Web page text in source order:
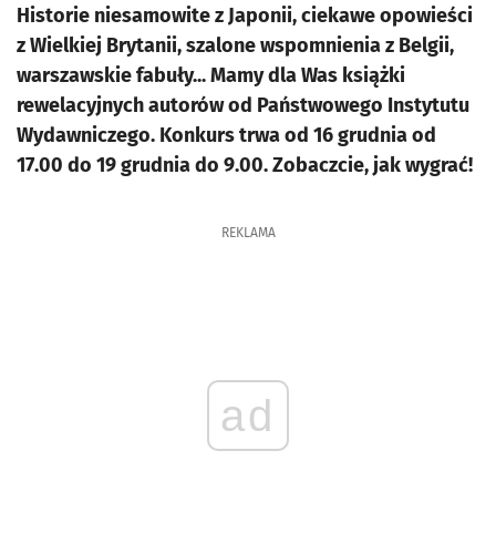
Historie niesamowite z Japonii, ciekawe opowieści
z Wielkiej Brytanii, szalone wspomnienia z Belgii,
warszawskie fabuły... Mamy dla Was książki
rewelacyjnych autorów od Państwowego Instytutu
Wydawniczego. Konkurs trwa od 16 grudnia od
17.00 do 19 grudnia do 9.00. Zobaczcie, jak wygrać!
REKLAMA
ad